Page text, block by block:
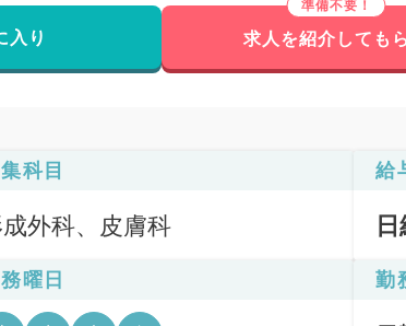
入り 求人を紹介しても
科目
外科、皮膚科
給
曜日 勤